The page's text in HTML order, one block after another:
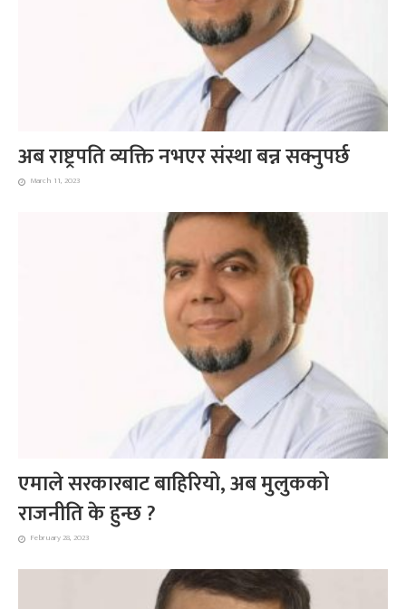
अब राष्ट्रपति व्यक्ति नभएर संस्था बन्न सक्नुपर्छ
March 11, 2023
एमाले सरकारबाट बाहिरियो, अब मुलुकको
राजनीति के हुन्छ ?
February 28, 2023